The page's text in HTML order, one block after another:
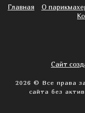
Главная О
Сайт
2026 © Все права
сайта без